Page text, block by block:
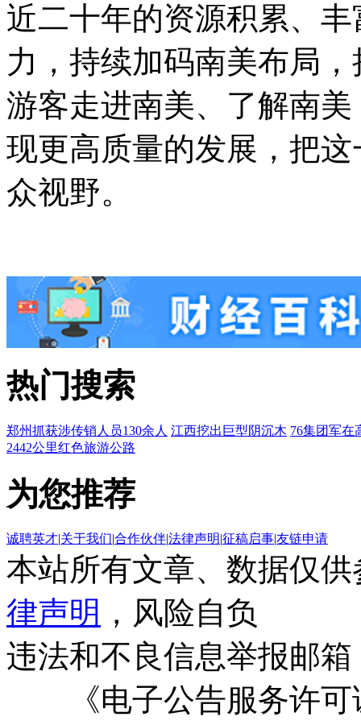
近二十年的资源积累、
力，持续加码南美布局
游客走进南美、了解南
现更高质量的发展，把
众视野。
热门搜索
郑州抓获涉传销人员130余人 江西挖出巨型阴沉木 76集团军在
2442公里红色旅游公路
为您推荐
诚聘英才|关于我们|合作伙伴|法律声明|征稿启事|友链申请
本站所有文章、数据仅
律声明 ，风险自负
违法和不良信息举报邮箱
《电子公告服务许可